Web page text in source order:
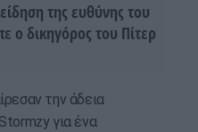
της ευθύνης του
ο δικηγόρος του Πίτερ
την άδεια
για ένα